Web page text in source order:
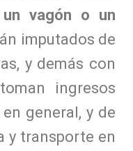
vagón o un
imputados de
y demás con
ingresos
general, y de
y transporte en